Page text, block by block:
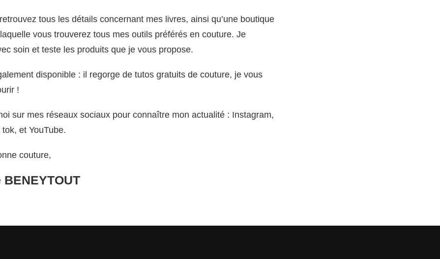
tous les détails concernant mes livres, ainsi qu’une boutique
vous trouverez tous mes outils préférés en couture. Je
soin et teste les produits que je vous propose.
disponible : il regorge de tutos gratuits de couture, je vous
!
sur mes réseaux sociaux pour connaître mon actualité : Instagram,
et YouTube.
couture,